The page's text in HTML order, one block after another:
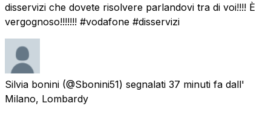
disservizi che dovete risolvere parlandovi tra di voi!!!! È
vergognoso!!!!!!! #vodafone #disservizi
Silvia bonini (@Sbonini51) segnalati 37 minuti fa dall'
Milano, Lombardy